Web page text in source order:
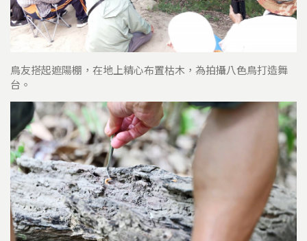
鳥友搭起遮陽棚，在地上精心布置枯木，為拍攝八色鳥打造舞
台。